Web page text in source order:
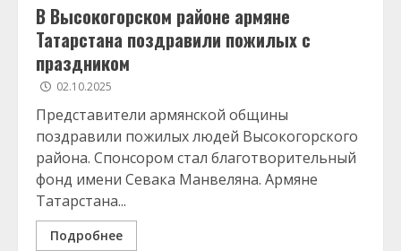
В Высокогорском районе армяне
Татарстана поздравили пожилых с
праздником
02.10.2025
Представители армянской общины
поздравили пожилых людей Высокогорского
района. Спонсором стал благотворительный
фонд имени Севака Манвеляна. Армяне
Татарстана...
Подробнее